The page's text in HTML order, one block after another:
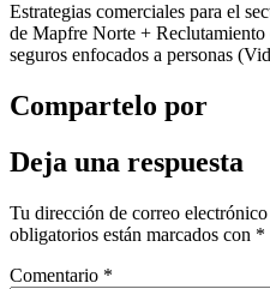
Estrategias comerciales para el
de Mapfre Norte + Reclutamiento
seguros enfocados a personas
Compartelo por
Deja una respuesta
Tu dirección de correo
obligatorios están marcados con *
Comentario *